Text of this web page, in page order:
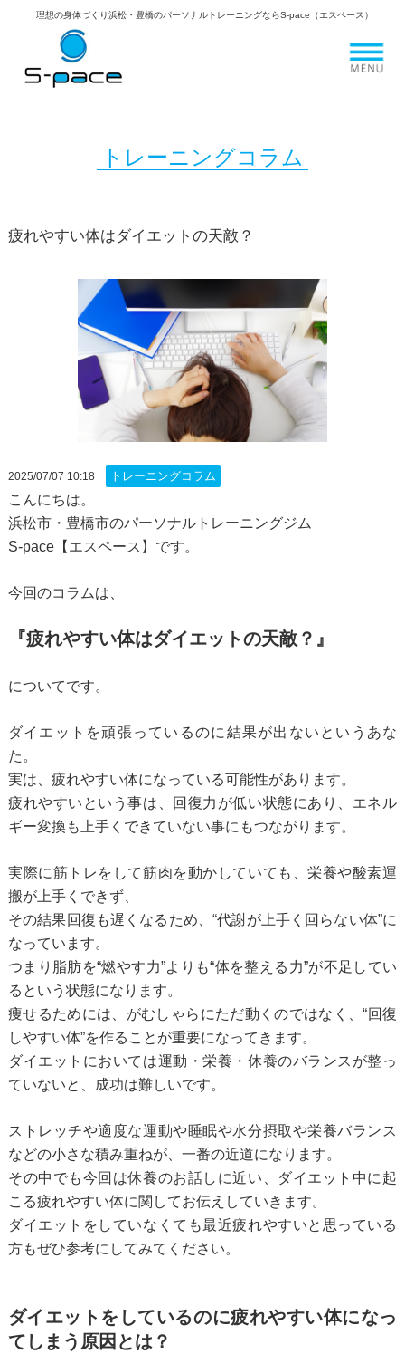
理想の身体づくり浜松・豊橋のパーソナルトレーニングならS-pace（エスペース）
トレーニングコラム
疲れやすい体はダイエットの天敵？
2025/07/07 10:18 トレーニングコラム
こんにちは。
浜松市・豊橋市のパーソナルトレーニングジム
S-pace【エスペース】です。
今回のコラムは、
『疲れやすい体はダイエットの天敵？』
についてです。
ダイエットを頑張っているのに結果が出ないというあな
た。
実は、疲れやすい体になっている可能性があります。
疲れやすいという事は、回復力が低い状態にあり、 エネル
ギー変換も上手くできていない事にもつながります。
実際に筋トレをして筋肉を動かしていても、栄養や酸素運
搬が上手くできず、
その結果回復も遅くなるため、“代謝が上手く回らない体”に
なっています。
つまり脂肪を“燃やす力”よりも“体を整える力”が不足してい
るという状態になります。
痩せるためには、がむしゃらにただ動くのではなく、“回復
しやすい体”を作ることが重要になってきます。
ダイエットにおいては運動・栄養・休養のバランスが整っ
ていないと、
成功は難しいです。
ストレッチや適度な運動や睡眠や水分摂取や栄養バランス
などの小さな積み重ねが、 一番の近道になります。
その中でも今回は休養のお話しに近い、
ダイエット中に起
こる疲れやすい体に関してお伝えしていきます。
ダイエットをしていなくても最近疲れやすいと思っている
方もぜひ参考にしてみてください。
ダイエットをしているのに疲れやすい体になっ
てしまう原因とは？